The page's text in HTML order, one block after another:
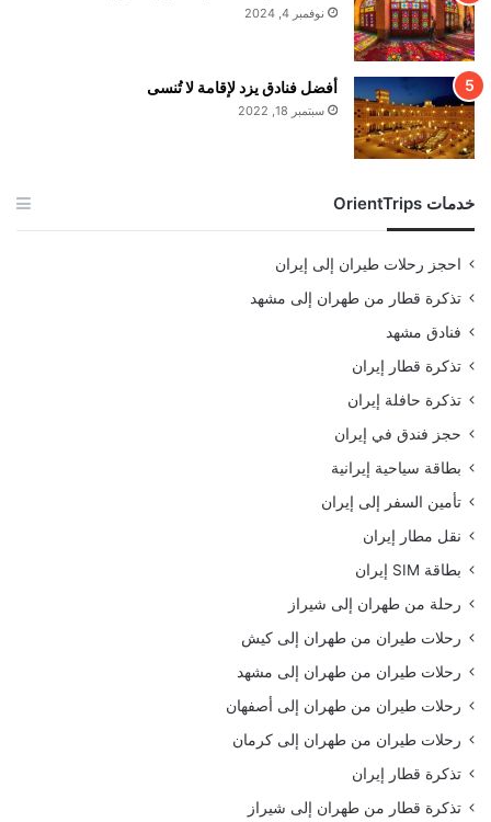
نوفمبر 4, 2024
أفضل فنادق يزد لإقامة لا تُنسى
سبتمبر 18, 2022
خدمات OrientTrips
احجز رحلات طيران إلى إيران
تذكرة قطار من طهران إلى مشهد
فنادق مشهد
تذكرة قطار إيران
تذكرة حافلة إيران
حجز فندق في إيران
بطاقة سياحية إيرانية
تأمين السفر إلى إيران
نقل مطار إيران
بطاقة SIM إيران
رحلة من طهران إلى شيراز
رحلات طيران من طهران إلى كيش
رحلات طيران من طهران إلى مشهد
رحلات طيران من طهران إلى أصفهان
رحلات طيران من طهران إلى كرمان
تذكرة قطار إيران
تذكرة قطار من طهران إلى شيراز